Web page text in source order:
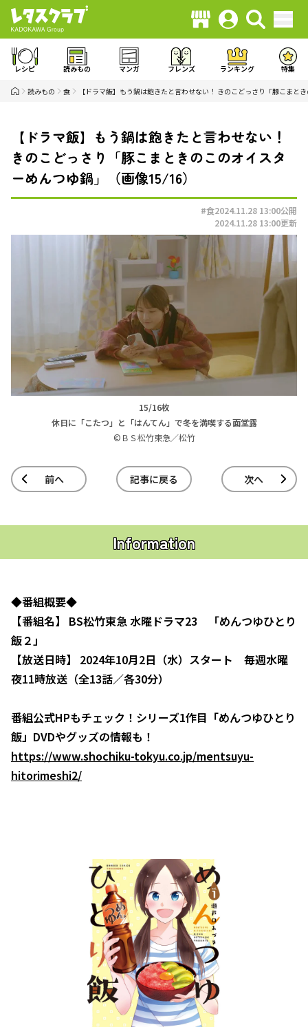
レシピ 読みもの マンガ フレンズ ランキング 特集
読みもの 食 【ドラマ飯】もう鍋は飽きたと言わせない！ きのこどっさり「豚こまと
【ドラマ飯】もう鍋は飽きたと言わせない！
きのこどっさり「豚こまときのこのオイスタ
ーめんつゆ鍋」（画像15/16）
#食2024.11.28 13:00公開
2024.11.28 13:00更新
15/16枚
休日に「こたつ」と「はんてん」で冬を満喫する面堂露
©ＢＳ松竹東急／松竹
前へ 記事に戻る 次へ
Information
◆番組概要◆
【番組名】 BS松竹東急 水曜ドラマ23 「めんつゆひとり
飯２」
【放送日時】 2024年10月2日（水）スタート 毎週水曜
夜11時放送（全13話／各30分）
番組公式HPもチェック！シリーズ1作目「めんつゆひとり
飯」DVDやグッズの情報も！
https://www.shochiku-tokyu.co.jp/mentsuyu-
hitorimeshi2/